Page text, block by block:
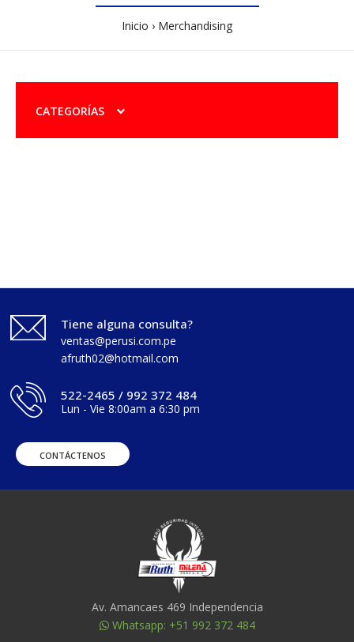
Inicio Merchandising
CATEGORÍAS
Tiene alguna consulta?
ventas@perusi.com.pe
afruth02@hotmail.com
522-2465 / 992 372 484
Lun - Vie 8:00am a 6:30 pm
CONTÁCTENOS
Av. Amancaes 469 Independencia
Whatsapp: +51 992 372 484